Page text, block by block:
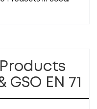
GSO EN 71